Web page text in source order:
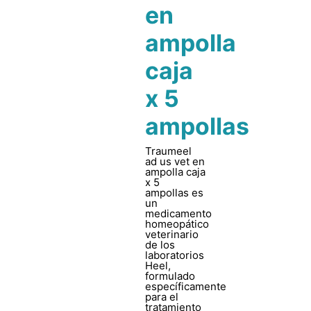
en
ampolla
caja
x 5
ampollas
Traumeel
ad us vet en
ampolla caja
x 5
ampollas es
un
medicamento
homeopático
veterinario
de los
laboratorios
Heel,
formulado
específicamente
para el
tratamiento